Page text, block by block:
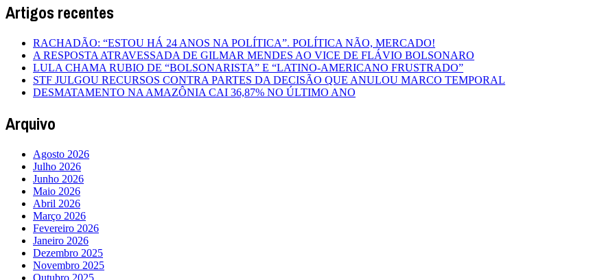
Artigos recentes
RACHADÃO: “ESTOU HÁ 24 ANOS NA POLÍTICA”. POLÍTICA NÃO, MERCADO!
A RESPOSTA ATRAVESSADA DE GILMAR MENDES AO VICE DE FLÁVIO BOLSONARO
LULA CHAMA RUBIO DE “BOLSONARISTA” E “LATINO-AMERICANO FRUSTRADO”
STF JULGOU RECURSOS CONTRA PARTES DA DECISÃO QUE ANULOU MARCO TEMPORAL
DESMATAMENTO NA AMAZÔNIA CAI 36,87% NO ÚLTIMO ANO
Arquivo
Agosto 2026
Julho 2026
Junho 2026
Maio 2026
Abril 2026
Março 2026
Fevereiro 2026
Janeiro 2026
Dezembro 2025
Novembro 2025
Outubro 2025